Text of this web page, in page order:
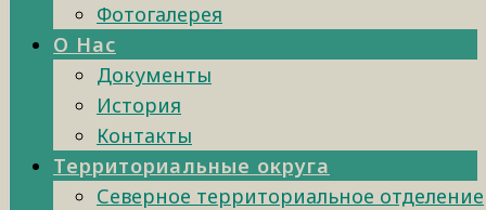
Фотогалерея
О Нас
Документы
История
Контакты
Территориальные округа
Северное территориальное отделение